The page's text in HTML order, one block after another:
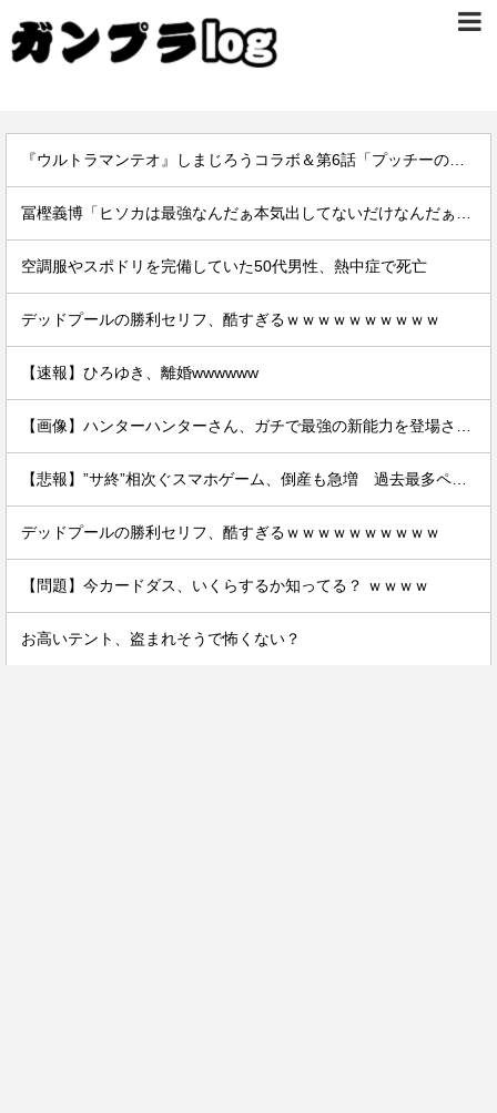
空調服やスポドリを完備していた50代男性、熱中症で死亡
デッドプールの勝利セリフ、酷すぎるｗｗｗｗｗｗｗｗｗｗ
【速報】ひろゆき、離婚wwwwww
デッドプールの勝利セリフ、酷すぎるｗｗｗｗｗｗｗｗｗｗ
【問題】今カードダス、いくらするか知ってる？ ｗｗｗｗ
お高いテント、盗まれそうで怖くない？